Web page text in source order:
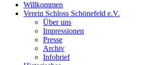
Willkommen
Verein Schloss Schönefeld e.V.
Über uns
Impressionen
Presse
Archiv
Infobrief